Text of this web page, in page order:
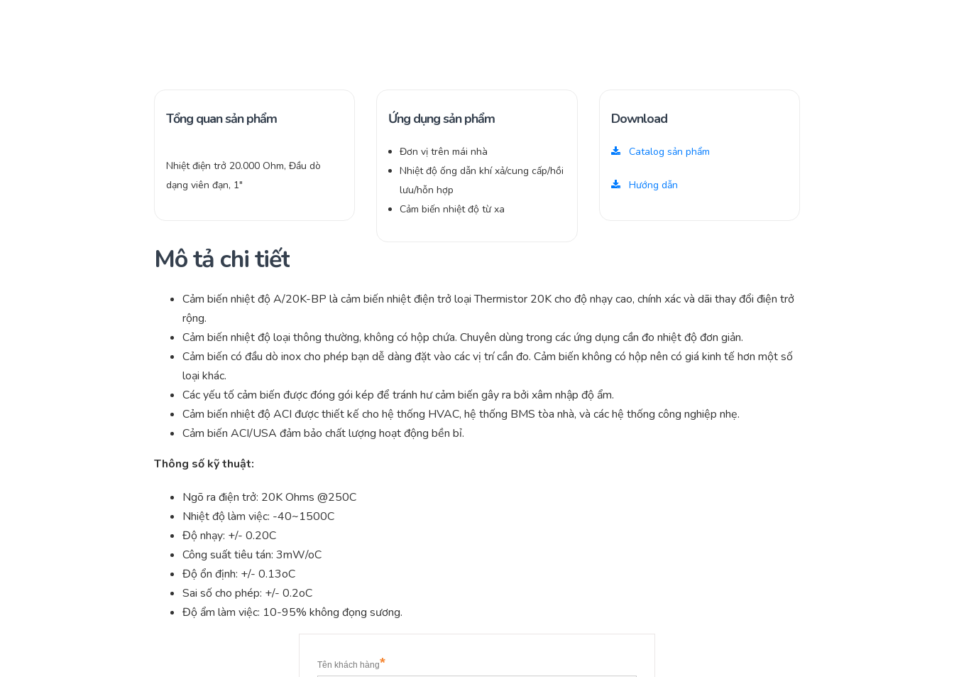
Tổng quan sản phẩm
Nhiệt điện trở 20.000 Ohm, Đầu dò
dạng viên đạn, 1″
Ứng dụng sản phẩm
Đơn vị trên mái nhà
Nhiệt độ ống dẫn khí xả/cung cấp/hồi
lưu/hỗn hợp
Cảm biến nhiệt độ từ xa
Download
Catalog sản phẩm
Hướng dẫn
Mô tả chi tiết
Cảm biến nhiệt độ A/20K-BP là cảm biến nhiệt điện trở loại Thermistor 20K cho độ nhạy cao, chính xác và dãi thay đổi điện trở
rộng.
Cảm biến nhiệt độ loại thông thường, không có hộp chứa. Chuyên dùng trong các ứng dụng cần đo nhiệt độ đơn giản.
Cảm biến có đầu dò inox cho phép bạn dễ dàng đặt vào các vị trí cần đo. Cảm biến không có hộp nên có giá kinh tế hơn một số
loại khác.
Các yếu tố cảm biến được đóng gói kép để tránh hư cảm biến gây ra bởi xâm nhập độ ẩm.
Cảm biến nhiệt độ ACI được thiết kế cho hệ thống HVAC, hệ thống BMS tòa nhà, và các hệ thống công nghiệp nhẹ.
Cảm biến ACI/USA đảm bảo chất lượng hoạt động bền bỉ.
Thông số kỹ thuật:
Ngõ ra điện trở: 20K Ohms @250C
Nhiệt độ làm việc: -40~1500C
Độ nhạy: +/- 0.20C
Công suất tiêu tán: 3mW/oC
Độ ổn định: +/- 0.13oC
Sai số cho phép: +/- 0.2oC
Độ ẩm làm việc: 10-95% không đọng sương.